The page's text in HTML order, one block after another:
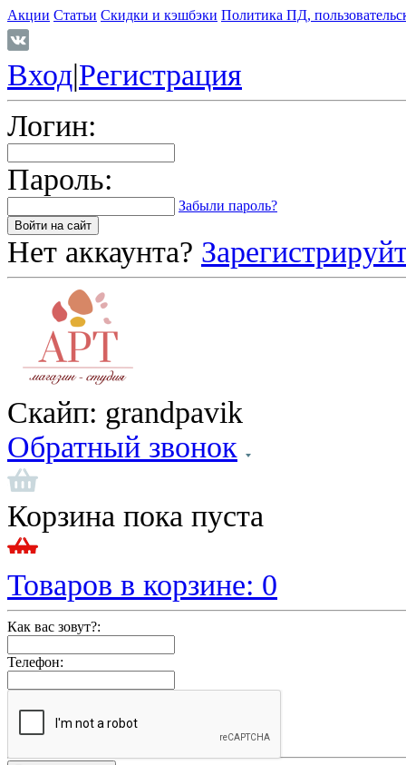
Акции Статьи Скидки и кэшбэки Политика ПД,
Вход|Регистрация
Логин:
Пароль:
Забыли пароль?
Нет аккаунта?
Скайп: grandpavik
Обратный звонок
Корзина пока пуста
Товаров в корзине: 0
Как вас зовут?:
Телефон: